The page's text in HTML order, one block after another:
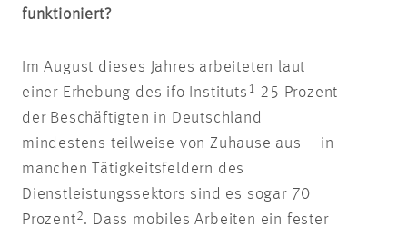
funktioniert?
Im August dieses Jahres arbeiteten laut
einer Erhebung des ifo Instituts 1 25 Prozent
der Beschäftigten in Deutschland
mindestens teilweise von Zuhause aus – in
manchen Tätigkeitsfeldern des
Dienstleistungssektors sind es sogar 70
Prozent2. Dass mobiles Arbeiten ein fester